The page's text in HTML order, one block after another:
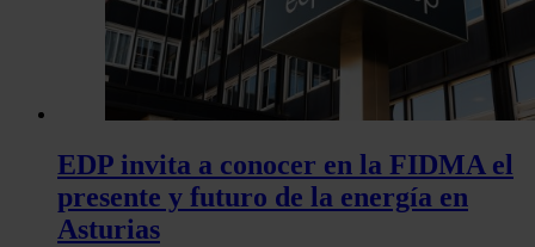
EDP invita a conocer en la FIDMA el
presente y futuro de la energía en
Asturias